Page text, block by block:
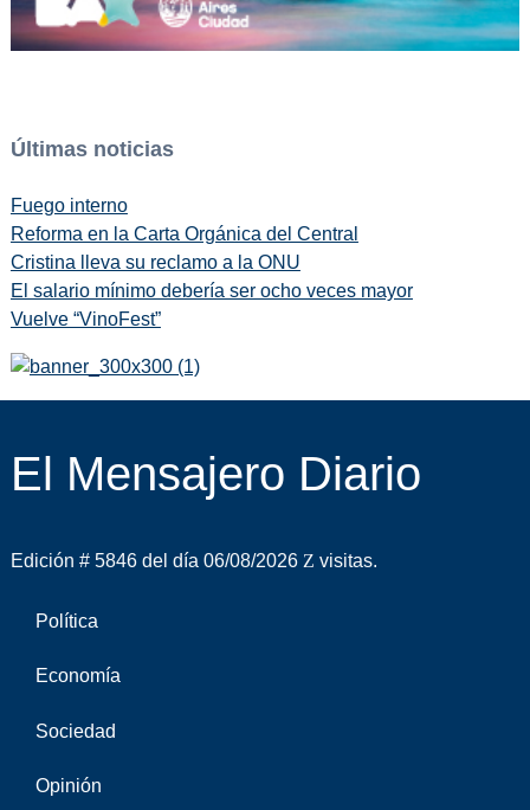
Últimas noticias
Fuego interno
Reforma en la Carta Orgánica del Central
Cristina lleva su reclamo a la ONU
El salario mínimo debería ser ocho veces mayor
Vuelve “VinoFest”
El Mensajero Diario
Edición # 5846 del día 06/08/2026 visitas.
Política
Economía
Sociedad
Opinión